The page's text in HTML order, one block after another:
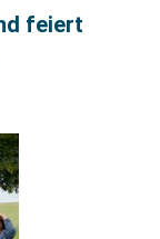
feiert